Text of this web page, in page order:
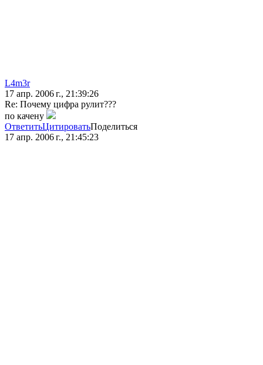
L4m3r
17 апр. 2006 г., 21:39:26
Re: Почему цифра рулит???
по качену
ОтветитьЦитироватьПоделиться
17 апр. 2006 г., 21:45:23